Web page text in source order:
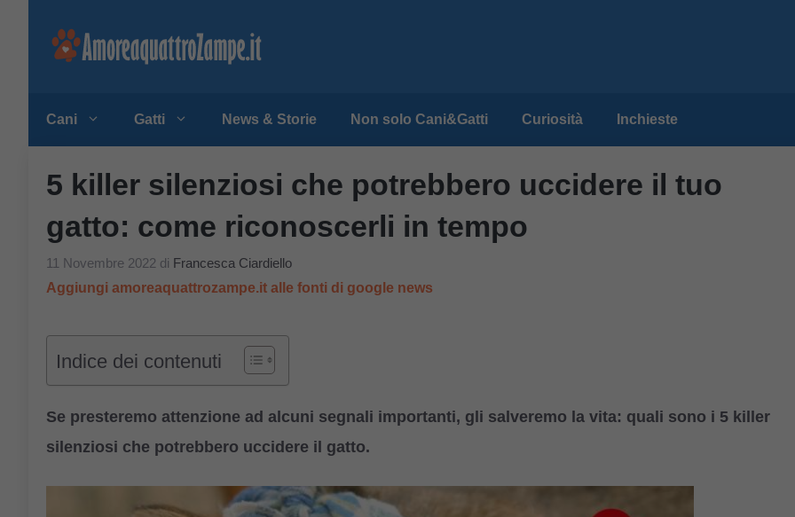
Cani Gatti News & Storie Non solo Cani&Gatti Curiosità Inchieste
5 killer silenziosi che potrebbero uccidere il tuo
gatto: come riconoscerli in tempo
11 Novembre 2022 di Francesca Ciardiello
Aggiungi amoreaquattrozampe.it alle fonti di google news
Indice dei contenuti
Se presteremo attenzione ad alcuni segnali importanti, gli salveremo la vita: quali sono i 5 killer
silenziosi che potrebbero uccidere il gatto.